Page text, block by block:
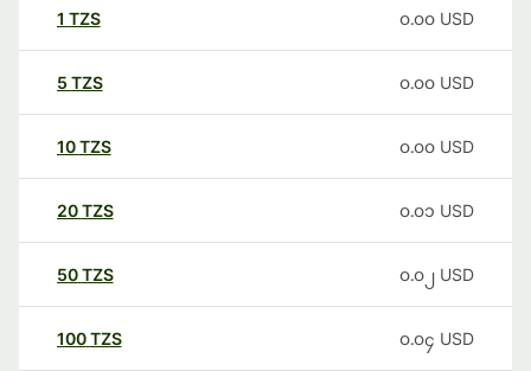
1 TZS ၀.၀၀ USD
5 TZS ၀.၀၀ USD
10TZS ၀.၀၀ USD
20TZS ၀.၀၁ USD
50TZS ၀.၀၂ USD
100TZS ၀.၀၄ USD